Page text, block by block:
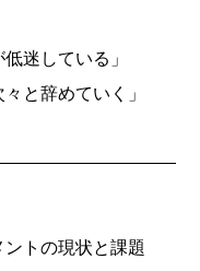
迷している」
と辞めていく」
トの現状と課題